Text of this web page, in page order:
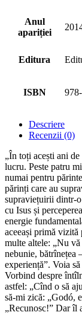
Anul
apariției
Editura
ISBN
Descriere
Recenzii (0)
„În toți acești ani
lucru. Peste patru
numai pentru
părinți care au
supraviețuirii dintr-o
cu Isus și
energie
aceeași primă vizită
multe altele: „Nu
nebunie, bătrînețea
experiență”. Voia
Vorbind despre
astfel: „Cînd o să
să-mi zică: „Godó,
„Recunosc!” Dar îl